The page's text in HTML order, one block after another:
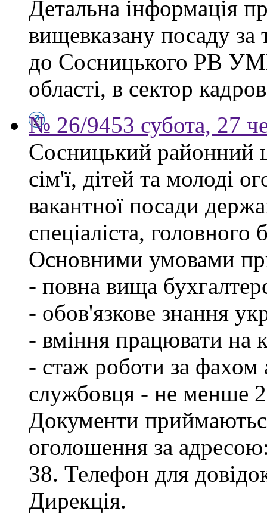
Детальна інформація
вищевказану посаду
до Сосницького РВ
області, в сектор
№ 26/9453 субота, 27
Сосницький районний
сім'ї, дітей та молоді
вакантної посади
спеціаліста, головного
Основними умовами
- повна вища
- обов'язкове знання
- вміння працювати на
- стаж роботи за фахом
службовця - не менше 2
Документи
оголошення за
38. Телефон для
Дирекція.